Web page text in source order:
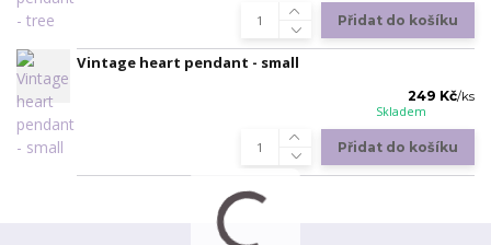
Přidat do košíku
Vintage heart pendant - small
249 Kč/ks
Skladem
Přidat do košíku